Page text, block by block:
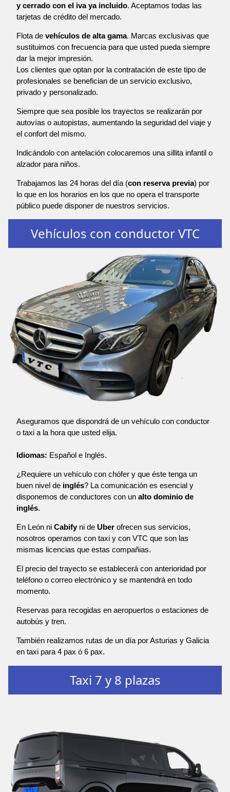
y cerrado con el iva ya incluido. Aceptamos todas las
tarjetas de crédito del mercado.
Flota de vehículos de alta gama. Marcas exclusivas que
sustituimos con frecuencia para que usted pueda siempre
dar la mejor impresión.
Los clientes que optan por la contratación de este tipo de
profesionales se benefician de un servicio exclusivo,
privado y personalizado.
Siempre que sea posible los trayectos se realizarán por
autovías o autopistas, aumentando la seguridad del viaje y
el confort del mismo.
Indicándolo con antelación colocaremos una sillita infantil o
alzador para niños.
Trabajamos las 24 horas del día (con reserva previa) por
lo que en los horarios en los que no opera el transporte
público puede disponer de nuestros servicios.
Vehículos con conductor VTC
Aseguramos que dispondrá de un vehículo con conductor
o taxi a la hora que usted elija.
Idiomas: Español e Inglés.
¿Requiere un vehículo con chófer y que éste tenga un
buen nivel de inglés? La comunicación es esencial y
disponemos de conductores con un alto dominio de
inglés.
En León ni Cabify ni de Uber ofrecen sus servicios,
nosotros operamos con taxi y con VTC que son las
mismas licencias que estas compañias.
El precio del trayecto se establecerá con anterioridad por
teléfono o correo electrónico y se mantendrá en todo
momento.
Reservas para recogidas en aeropuertos o estaciones de
autobús y tren.
También realizamos rutas de un día por Asturias y Galicia
en taxi para 4 pax ó 6 pax.
Taxi 7 y 8 plazas